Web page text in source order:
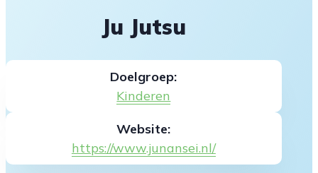
Ju Jutsu
Doelgroep:
Kinderen
Website:
https://www.junansei.nl/